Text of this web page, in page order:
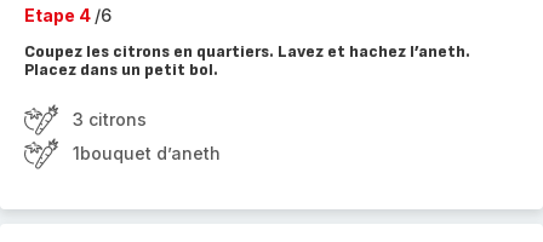
Etape 4 /6
Coupez les citrons en quartiers. Lavez et hachez l’aneth.
Placez dans un petit bol.
3 citrons
1bouquet d’aneth